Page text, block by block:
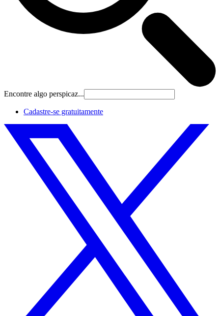
Encontre algo perspicaz...
Cadastre‐se gratuitamente